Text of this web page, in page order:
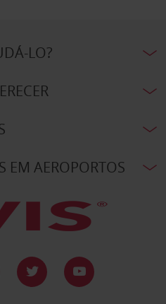
LO?
EM AEROPORTOS